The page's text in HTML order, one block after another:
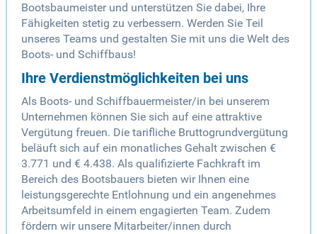
Bootsbaumeister und unterstützen Sie dabei, Ihre
Fähigkeiten stetig zu verbessern. Werden Sie Teil
unseres Teams und gestalten Sie mit uns die Welt des
Boots- und Schiffbaus!
Ihre Verdienstmöglichkeiten bei uns
Als Boots- und Schiffbauermeister/in bei unserem
Unternehmen können Sie sich auf eine attraktive
Vergütung freuen. Die tarifliche Bruttogrundvergütung
beläuft sich auf ein monatliches Gehalt zwischen €
3.771 und € 4.438. Als qualifizierte Fachkraft im
Bereich des Bootsbauers bieten wir Ihnen eine
leistungsgerechte Entlohnung und ein angenehmes
Arbeitsumfeld in einem engagierten Team. Zudem
fördern wir unsere Mitarbeiter/innen durch